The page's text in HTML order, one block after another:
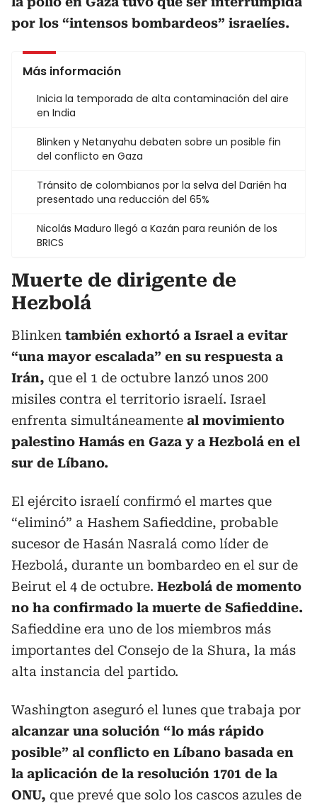
por los “intensos bombardeos” israelíes.
Más información
Inicia la temporada de alta contaminación del aire
en India
Blinken y Netanyahu debaten sobre un posible fin
del conflicto en Gaza
Tránsito de colombianos por la selva del Darién ha
presentado una reducción del 65%
Nicolás Maduro llegó a Kazán para reunión de los
BRICS
Muerte de dirigente de
Hezbolá
Blinken también exhortó a Israel a evitar
“una mayor escalada” en su respuesta a
Irán, que el 1 de octubre lanzó unos 200
misiles contra el territorio israelí. Israel
enfrenta simultáneamente al movimiento
palestino Hamás en Gaza y a Hezbolá en el
sur de Líbano.
El ejército israelí confirmó el martes que
“eliminó” a Hashem Safieddine, probable
sucesor de Hasán Nasralá como líder de
Hezbolá, durante un bombardeo en el sur de
Beirut el 4 de octubre. Hezbolá de momento
no ha confirmado la muerte de Safieddine.
Safieddine era uno de los miembros más
importantes del Consejo de la Shura, la más
alta instancia del partido.
Washington aseguró el lunes que trabaja por
alcanzar una solución “lo más rápido
posible” al conflicto en Líbano basada en
la aplicación de la resolución 1701 de la
ONU, que prevé que solo los cascos azules de